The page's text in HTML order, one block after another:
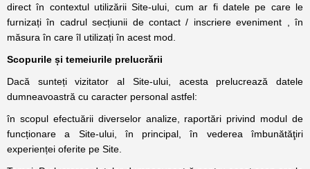
direct în contextul utilizării Site-ului, cum ar fi datele pe care le
furnizați în cadrul secțiunii de contact / inscriere eveniment , în
măsura în care îl utilizați în acest mod.
Scopurile și temeiurile prelucrării
Dacă sunteți vizitator al Site-ului, acesta prelucrează datele
dumneavoastră cu caracter personal astfel:
în scopul efectuării diverselor analize, raportări privind modul de
funcționare a Site-ului, în principal, în vederea îmbunătăţiri
experienței oferite pe Site.